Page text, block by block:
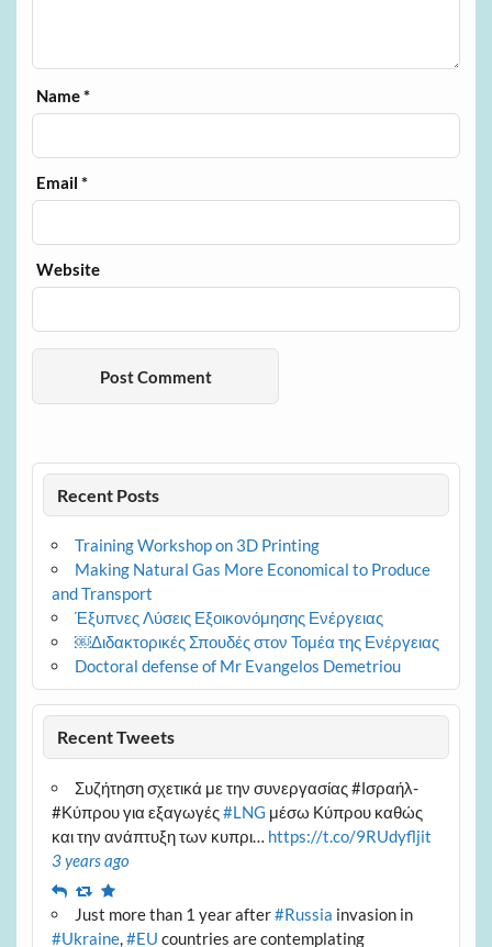
Name*
Email*
Website
Recent Posts
Training Workshop on 3D Printing
Making Natural Gas More Economical to Produce
and Transport
Έξυπνες Λύσεις Εξοικονόμησης Ενέργειας
￼Διδακτορικές Σπουδές στον Τομέα της Ενέργειας
Doctoral defense of Mr Evangelos Demetriou
Recent Tweets
Συζήτηση σχετικά με την συνεργασίας #Ισραήλ-
#Κύπρου για εξαγωγές#LNG μέσω Κύπρου καθώς
και την ανάπτυξη των κυπρι… https://t.co/9RUdyfljit
3 years ago
ReplyRetweet
Favourite
Just more than 1 year after#Russia invasion in
#Ukraine,#EU countries are contemplating